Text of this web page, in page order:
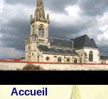
Accueil